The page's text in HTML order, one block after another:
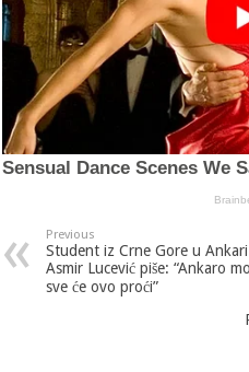
Previous
Student iz Crne Gore u Ankari
Asmir Lucević piše: “Ankaro
sve će ovo proći”